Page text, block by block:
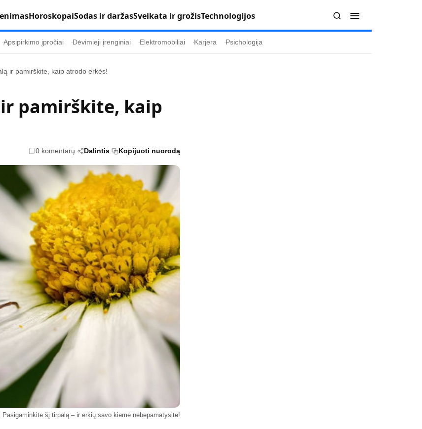
HoroskopaiSodas ir daržasSveikata ir grožisTechnologijos
Kultūra
Karjera
Psichologinė sveikata
Tvari mada
Etikos politika
Privatumo politika
Reklamos politika
Slapukų politika
Apsipirkimo įpročiai Dėvimieji įrenginiai Elektromobiliai Karjera Psichologija
ir pamirškite, kaip atrodo erkės!
pamirškite, kaip
0 komentarų Dalintis Kopijuoti nuorodą
Pasigaminkite šį tirpalą – ir erkių savo kieme nebepamatysite!